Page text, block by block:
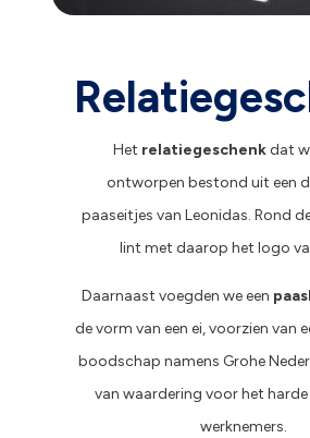
Het relatiegeschenkdat
ontworpen bestond uit een
paaseitjes van Leonidas. Rond
lint met daarop het logo
Daarnaast voegden we een
de vorm van een ei, voorzien van
boodschap namens Grohe
van waardering voor het harde
werknemers.